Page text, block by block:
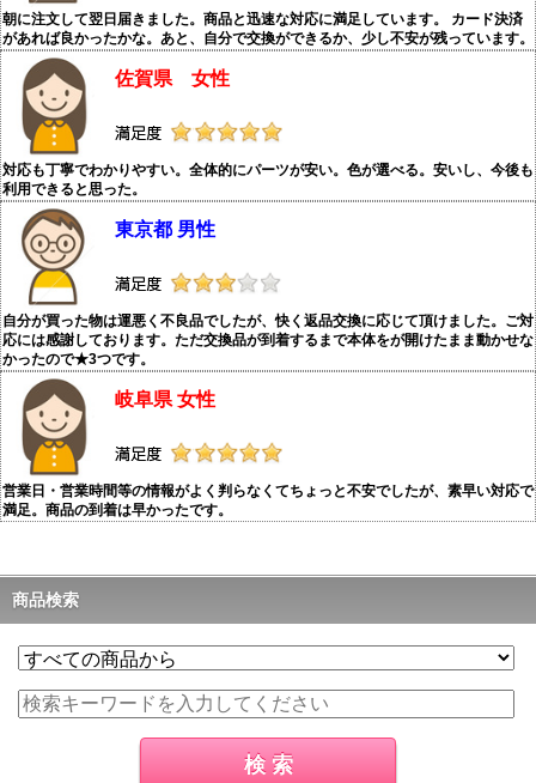
朝に注文して翌日届きました。商品と迅速な対応に満足しています。 カード決済
があれば良かったかな。あと、自分で交換ができるか、少し不安が残っています。
佐賀県 女性
対応も丁寧でわかりやすい。全体的にパーツが安い。色が選べる。安いし、今後も
利用できると思った。
東京都 男性
自分が買った物は運悪く不良品でしたが、快く返品交換に応じて頂けました。ご対
応には感謝しております。ただ交換品が到着するまで本体をが開けたまま動かせな
かったので★3つです。
岐阜県 女性
営業日・営業時間等の情報がよく判らなくてちょっと不安でしたが、素早い対応で
満足。商品の到着は早かったです。
商品検索